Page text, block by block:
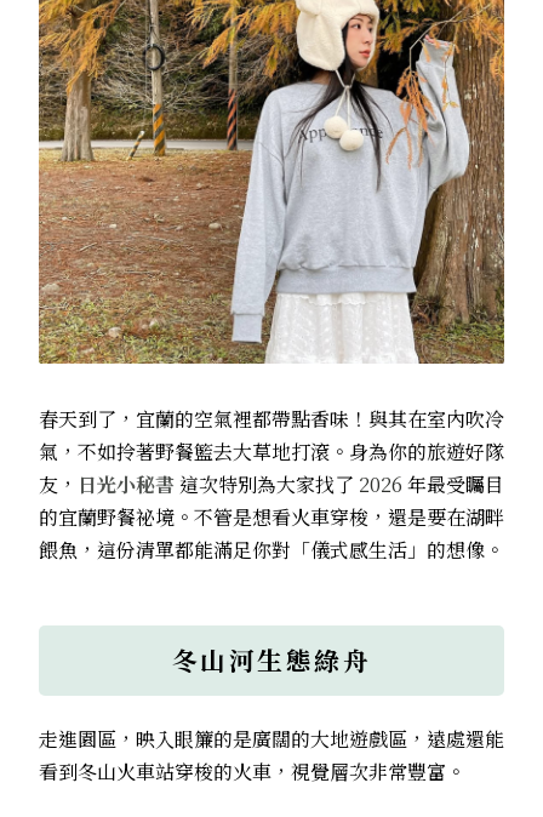
春天到了，宜蘭的空氣裡都帶點香味！與其在室內吹冷
氣，不如拎著野餐籃去大草地打滾。身為你的旅遊好隊
友， 日光小秘書 這次特別為大家找了 2026 年最受矚目
的宜蘭野餐祕境。不管是想看火車穿梭，還是要在湖畔
餵魚，這份清單都能滿足你對「儀式感生活」的想像。
冬山河生態綠舟
走進園區，映入眼簾的是廣闊的大地遊戲區，遠處還能
看到冬山火車站穿梭的火車，視覺層次非常豐富。